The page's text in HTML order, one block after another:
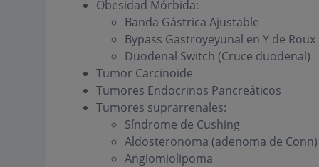
Obesidad Mórbida:
Banda Gástrica Ajustable
Bypass Gastroyeyunal en Y de Roux
Duodenal Switch (Cruce duodenal)
Tumor Carcinoide
Tumores Endocrinos Pancreáticos
Tumores suprarrenales:
Síndrome de Cushing
Aldosteronoma (adenoma de Conn)
Angiomiolipoma